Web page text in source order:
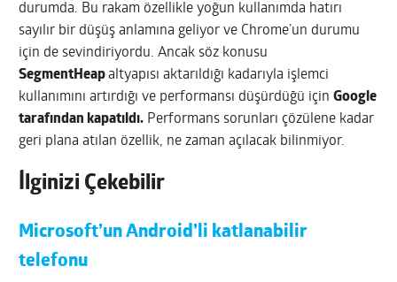
durumda. Bu rakam özellikle yoğun kullanımda hatırı
sayılır bir düşüş anlamına geliyor ve Chrome’un durumu
için de sevindiriyordu. Ancak söz konusu
SegmentHeapaltyapısı aktarıldığı kadarıyla işlemci
kullanımını artırdığı ve performansı düşürdüğü içinGoogle
tarafından kapatıldı. Performans sorunları çözülene kadar
geri plana atılan özellik, ne zaman açılacak bilinmiyor.
İlginizi Çekebilir
Microsoft’un Android’li katlanabilir
telefonu